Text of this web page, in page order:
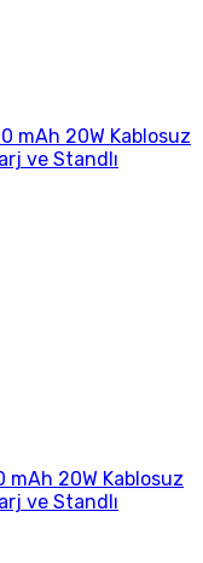
mAh 20W Kablosuz
ve Standlı
mAh 20W Kablosuz
ve Standlı